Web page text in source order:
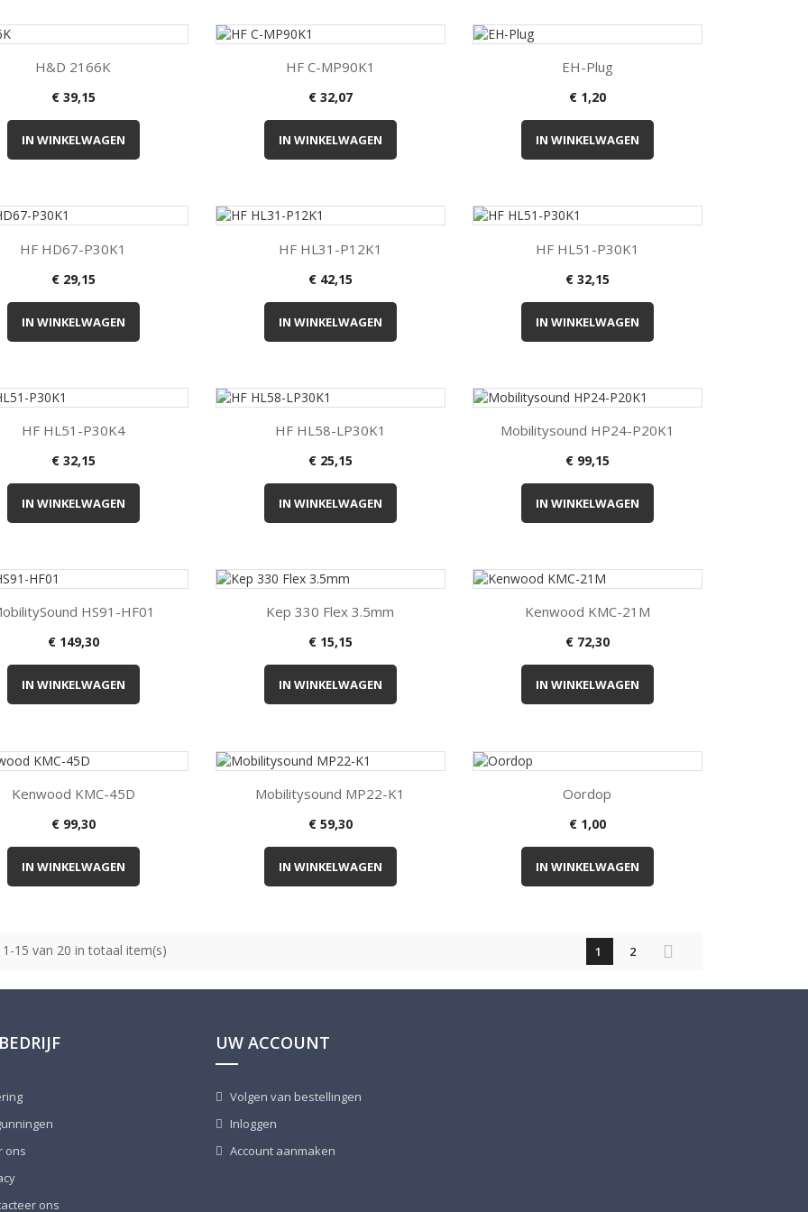
Kort overzicht
H&D 2166K
€ 39,15
IN WINKELWAGEN
 Kort overzicht
HF C-MP90K1
€ 32,07
IN WINKELWAGEN
Kort overzicht
EH-Plug
€ 1,20
IN WINKELWAGEN
 Kort overzicht
HF HD67-P30K1
€ 29,15
IN WINKELWAGEN
 Kort overzicht
HF HL31-P12K1
€ 42,15
IN WINKELWAGEN
 Kort overzicht
HF HL51-P30K1
€ 32,15
IN WINKELWAGEN
 Kort overzicht
HF HL51-P30K4
€ 32,15
IN WINKELWAGEN
 Kort overzicht
HF HL58-LP30K1
€ 25,15
IN WINKELWAGEN
 Kort overzicht
Mobilitysound HP24-P20K1
€ 99,15
IN WINKELWAGEN
 Kort overzicht
HS91-HF01
€ 149,30
IN WINKELWAGEN
 Kort overzicht
Kep 330 Flex 3.5mm
€ 15,15
IN WINKELWAGEN
 Kort overzicht
Kenwood KMC-21M
€ 72,30
IN WINKELWAGEN
 Kort overzicht
Kenwood KMC-45D
€ 99,30
IN WINKELWAGEN
 Kort overzicht
Mobilitysound MP22-K1
€ 59,30
IN WINKELWAGEN
Kort overzicht
Oordop
€ 1,00
IN WINKELWAGEN
15 van 20 in totaal item(s) 1 2 
ons
ons
UW ACCOUNT
Volgen van bestellingen
Inloggen
Account aanmaken